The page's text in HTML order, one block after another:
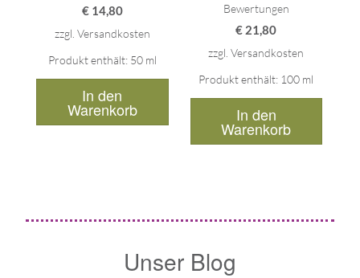
€ 14,80
zzgl.Versandkosten
Produkt enthält: 50 ml
In den
Warenkorb
Bewertungen
€ 21,80
zzgl.Versandkosten
Produkt enthält: 100 ml
In den
Warenkorb
Unser Blog